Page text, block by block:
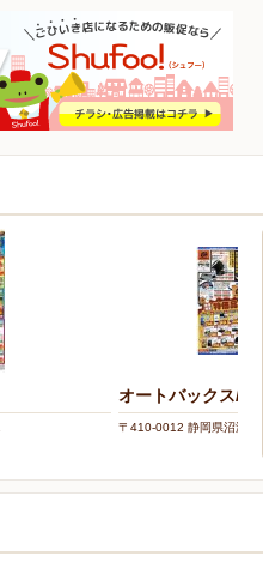
オートバックス/沼
〒410-0012 静岡県沼津市